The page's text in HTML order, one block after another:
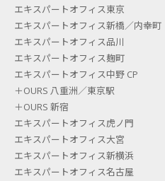
エキスパートオフィス東京
エキスパートオフィス新橋／内幸町
エキスパートオフィス品川
エキスパートオフィス麹町
エキスパートオフィス中野 CP
＋OURS 八重洲／東京駅
＋OURS 新宿
エキスパートオフィス虎ノ門
エキスパートオフィス大宮
エキスパートオフィス新横浜
エキスパートオフィス名古屋